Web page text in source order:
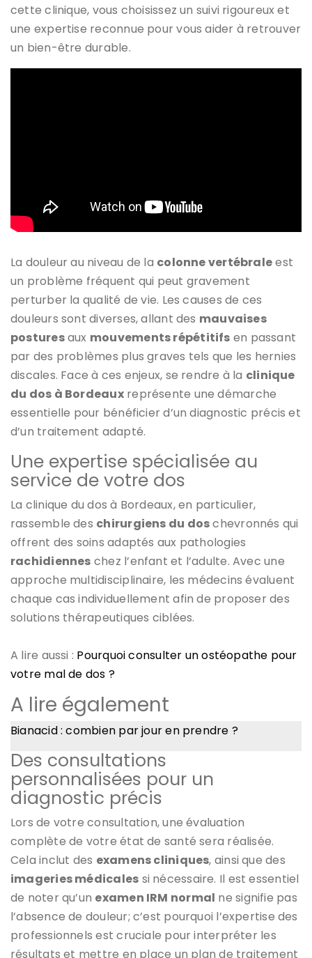
cette clinique, vous choisissez un suivi rigoureux et
une expertise reconnue pour vous aider à retrouver
un bien-être durable.
La douleur au niveau de la colonne vertébraleest
un problème fréquent qui peut gravement
perturber la qualité de vie. Les causes de ces
douleurs sont diverses, allant des mauvaises
posturesaux mouvements répétitifs en passant
par des problèmes plus graves tels que les hernies
discales. Face à ces enjeux, se rendre à la clinique
du dos à Bordeauxreprésente une démarche
essentielle pour bénéficier d’un diagnostic précis et
d’un traitement adapté.
Une expertise spécialisée au
service de votre dos
La clinique du dos à Bordeaux, en particulier,
rassemble des chirurgiens du doschevronnés qui
offrent des soins adaptés aux pathologies
rachidiennes chez l’enfant et l’adulte. Avec une
approche multidisciplinaire, les médecins évaluent
chaque cas individuellement afin de proposer des
solutions thérapeutiques ciblées.
A lire aussi : Pourquoi consulter un ostéopathe pour
votre mal de dos ?
A lire également
Bianacid : combien par jour en prendre ?
Des consultations
personnalisées pour un
diagnostic précis
Lors de votre consultation, une évaluation
complète de votre état de santé sera réalisée.
Cela inclut des examens cliniques, ainsi que des
imageries médicales si nécessaire. Il est essentiel
de noter qu’un examen IRM normal ne signifie pas
l’absence de douleur; c’est pourquoi l’expertise des
professionnels est cruciale pour interpréter les
résultats et mettre en place un plan de traitement